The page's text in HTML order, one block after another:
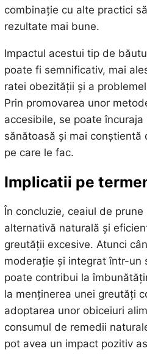
combinație cu alte practici
rezultate mai bune.
Impactul acestui tip de
poate fi semnificativ, mai
ratei obezității și a
Prin promovarea unor
accesibile, se poate
sănătoasă și mai conștientă
pe care le fac.
Implicatii pe
În concluzie, ceaiul de
alternativă naturală și
greutății excesive. Atunci
moderație și integrat într-un
poate contribui la
la menținerea unei greutăți
adoptarea unor obiceiuri
consumul de remedii
pot avea un impact pozitiv